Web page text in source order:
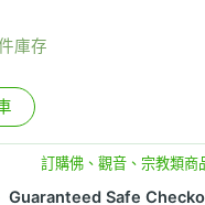
庫存
訂購佛、觀音、宗教類商
Guaranteed Safe